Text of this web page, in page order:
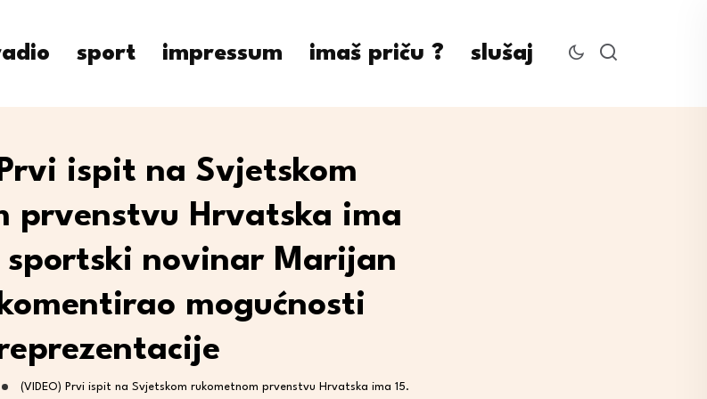
sport impressum imaš priču ? slušaj
ispit na Svjetskom
prvenstvu Hrvatska ima
sportski novinar Marijan
mogućnosti
(VIDEO) Prvi ispit na Svjetskom rukometnom prvenstvu Hrvatska ima 15.